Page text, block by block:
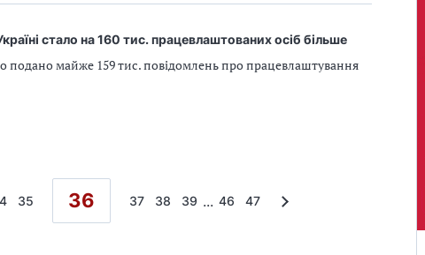
стало на 160 тис. працевлаштованих осіб більше
подано майже 159 тис. повідомлень про працевлаштування
35 36 37 38 39 ... 46 47